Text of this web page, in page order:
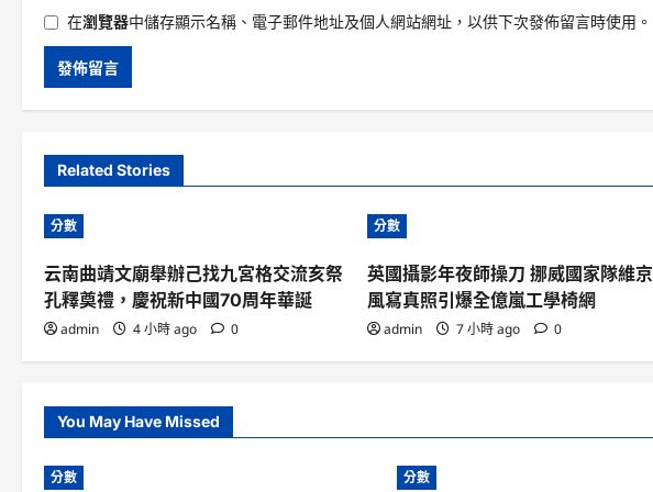
在瀏覽器中儲存顯示名稱、電子郵件地址及個人網站網址，以供下次發佈留言時使用。
Related Stories
分數
云南曲靖文廟舉辦己找九宮格交流亥祭
孔釋奠禮，慶祝新中國70周年華誕
admin 4 小時 ago 0
分數
英國攝影年夜師操刀 挪威國家隊維京
風寫真照引爆全億嵐工學椅網
admin 7 小時 ago 0
You May Have Missed
分數 分數